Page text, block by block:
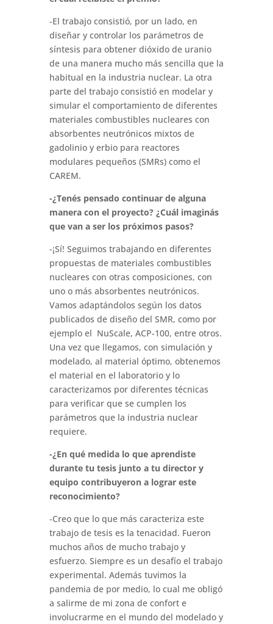
-El trabajo consistió, por un lado, en
diseñar y controlar los parámetros de
síntesis para obtener dióxido de uranio
de una manera mucho más sencilla que la
habitual en la industria nuclear. La otra
parte del trabajo consistió en modelar y
simular el comportamiento de diferentes
materiales combustibles nucleares con
absorbentes neutrónicos mixtos de
gadolinio y erbio para reactores
modulares pequeños (SMRs) como el
CAREM.
-¿Tenés pensado continuar de alguna
manera con el proyecto? ¿Cuál imaginás
que van a ser los próximos pasos?
-¡Sí! Seguimos trabajando en diferentes
propuestas de materiales combustibles
nucleares con otras composiciones, con
uno o más absorbentes neutrónicos.
Vamos adaptándolos según los datos
publicados de diseño del SMR, como por
ejemplo el NuScale, ACP-100, entre otros.
Una vez que llegamos, con simulación y
modelado, al material óptimo, obtenemos
el material en el laboratorio y lo
caracterizamos por diferentes técnicas
para verificar que se cumplen los
parámetros que la industria nuclear
requiere.
-¿En qué medida lo que aprendiste
durante tu tesis junto a tu director y
equipo contribuyeron a lograr este
reconocimiento?
-Creo que lo que más caracteriza este
trabajo de tesis es la tenacidad. Fueron
muchos años de mucho trabajo y
esfuerzo. Siempre es un desafío el trabajo
experimental. Además tuvimos la
pandemia de por medio, lo cual me obligó
a salirme de mi zona de confort e
involucrarme en el mundo del modelado y